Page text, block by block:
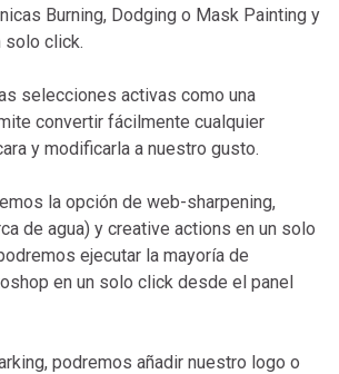
Burning, Dodging o Mask Painting y
solo click.
selecciones activas como una
convertir fácilmente cualquier
y modificarla a nuestro gusto.
la opción de web-sharpening,
de agua) y creative actions en un solo
ejecutar la mayoría de
en un solo click desde el panel
podremos añadir nuestro logo o